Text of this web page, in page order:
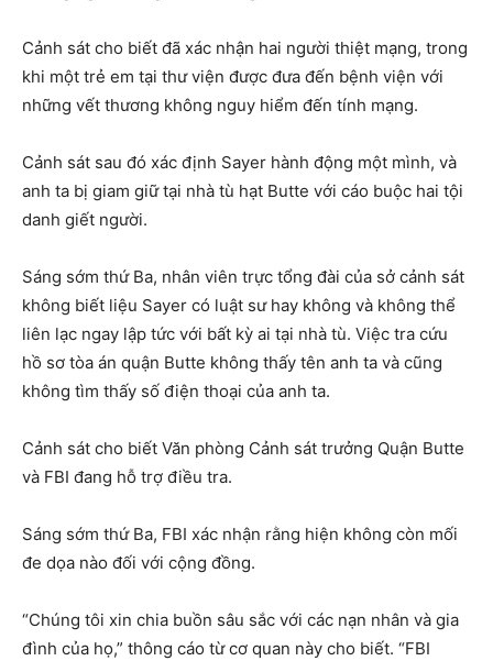
Cảnh sát cho biết đã xác nhận hai người thiệt mạng, trong
khi một trẻ em tại thư viện được đưa đến bệnh viện với
những vết thương không nguy hiểm đến tính mạng.
Cảnh sát sau đó xác định Sayer hành động một mình, và
anh ta bị giam giữ tại nhà tù hạt Butte với cáo buộc hai tội
danh giết người.
Sáng sớm thứ Ba, nhân viên trực tổng đài của sở cảnh sát
không biết liệu Sayer có luật sư hay không và không thể
liên lạc ngay lập tức với bất kỳ ai tại nhà tù. Việc tra cứu
hồ sơ tòa án quận Butte không thấy tên anh ta và cũng
không tìm thấy số điện thoại của anh ta.
Cảnh sát cho biết Văn phòng Cảnh sát trưởng Quận Butte
và FBI đang hỗ trợ điều tra.
Sáng sớm thứ Ba, FBI xác nhận rằng hiện không còn mối
đe dọa nào đối với cộng đồng.
“Chúng tôi xin chia buồn sâu sắc với các nạn nhân và gia
đình của họ,” thông cáo từ cơ quan này cho biết. “FBI